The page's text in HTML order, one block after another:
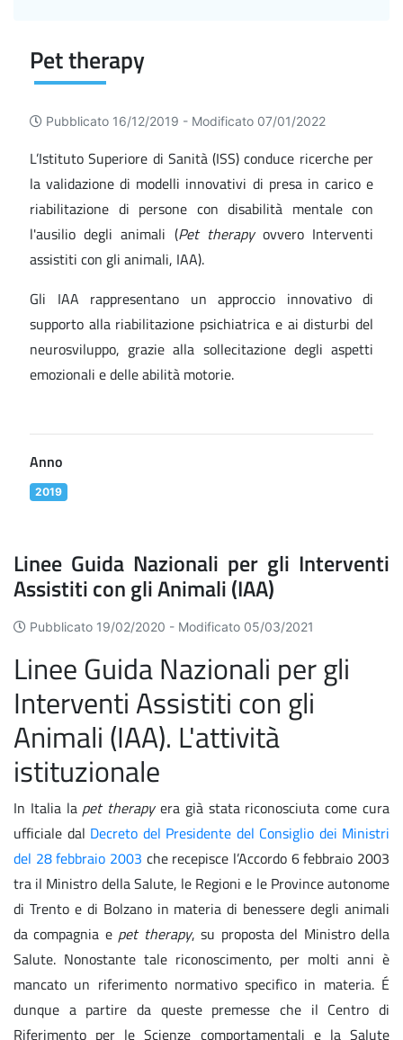
Pet therapy
Pubblicato 16/12/2019 - Modificato 07/01/2022
L’Istituto Superiore di Sanità (ISS) conduce ricerche per
la validazione di modelli innovativi di presa in carico e
riabilitazione di persone con disabilità mentale con
l'ausilio degli animali (Pet therapyovvero Interventi
assistiti con gli animali, IAA).
Gli IAA rappresentano un approccio innovativo di
supporto alla riabilitazione psichiatrica e ai disturbi del
neurosviluppo, grazie alla sollecitazione degli aspetti
emozionali e delle abilità motorie.
Anno
2019
Linee Guida Nazionali per gli Interventi
Assistiti con gli Animali (IAA)
Pubblicato 19/02/2020 - Modificato 05/03/2021
Linee Guida Nazionali per gli
Interventi Assistiti con gli
Animali (IAA). L'attività
istituzionale
In Italia la pet therapyera già stata riconosciuta come cura
ufficiale dal Decreto del Presidente del Consiglio dei Ministri
del 28 febbraio 2003 che recepisce l’Accordo 6 febbraio 2003
tra il Ministro della Salute, le Regioni e le Province autonome
di Trento e di Bolzano in materia di benessere degli animali
da compagnia e pet therapy, su proposta del Ministro della
Salute. Nonostante tale riconoscimento, per molti anni è
mancato un riferimento normativo specifico in materia. É
dunque a partire da queste premesse che il Centro di
Riferimento per le Scienze comportamentali e la Salute